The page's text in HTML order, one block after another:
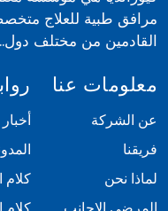
مرافق طبية للعلاج
القادمين من مختلف
معلومات عنا
عن الشركة
فريقنا
لماذا نحن
أخبار